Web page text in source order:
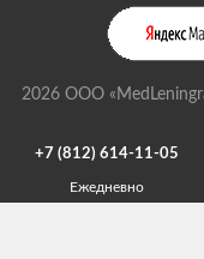
2026 ООО
+7 (812) 614-11-05
Ежедневно
с 09:00 до 21:00